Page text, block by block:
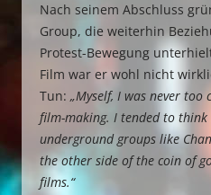
Nach seinem Abschluss
Group, die weiterhin
Protest-Bewegung
Film war er wohl nicht
Tun: „Myself, I was never
film-making. I tended to
underground groups like
the other side of the coin of
films.“